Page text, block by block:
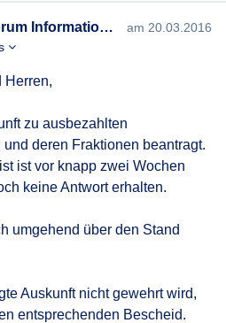
AISG. Sollten Kosten anfallen,
Ich bitte weiters um
Bedingungen zur
Mathias Huter (Forum Informationsfreiheit)
am 20.03.2016
Herren,
zu ausbezahlten
deren Fraktionen beantragt.
ist vor knapp zwei Wochen
keine Antwort erhalten.
umgehend über den Stand
Auskunft nicht gewehrt wird,
entsprechenden Bescheid.